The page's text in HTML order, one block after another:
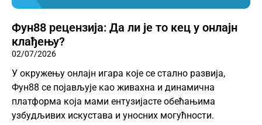
Фун88 рецензија: Да ли је то кец у онлајн
клађењу?
02/07/2026
У окружењу онлајн игара које се стално развија,
Фун88 се појављује као живахна и динамична
платформа која мами ентузијасте обећањима
узбудљивих искустава и уносних могућности.